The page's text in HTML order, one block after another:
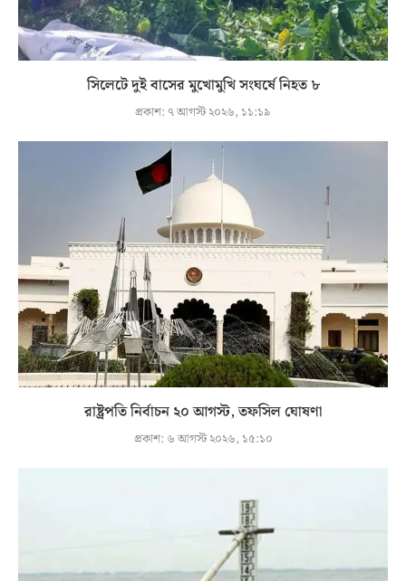
সিলেটে দুই বাসের মুখোমুখি সংঘর্ষে নিহত ৮
প্রকাশ: ৭ আগস্ট ২০২৬, ১১:১৯
রাষ্ট্রপতি নির্বাচন ২০ আগস্ট, তফসিল ঘোষণা
প্রকাশ: ৬ আগস্ট ২০২৬, ১৫:১০